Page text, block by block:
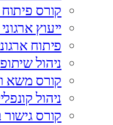
קורס
ייעוץ
פיתוח
ניהול
קורס משא
ניהול
קורס גישור